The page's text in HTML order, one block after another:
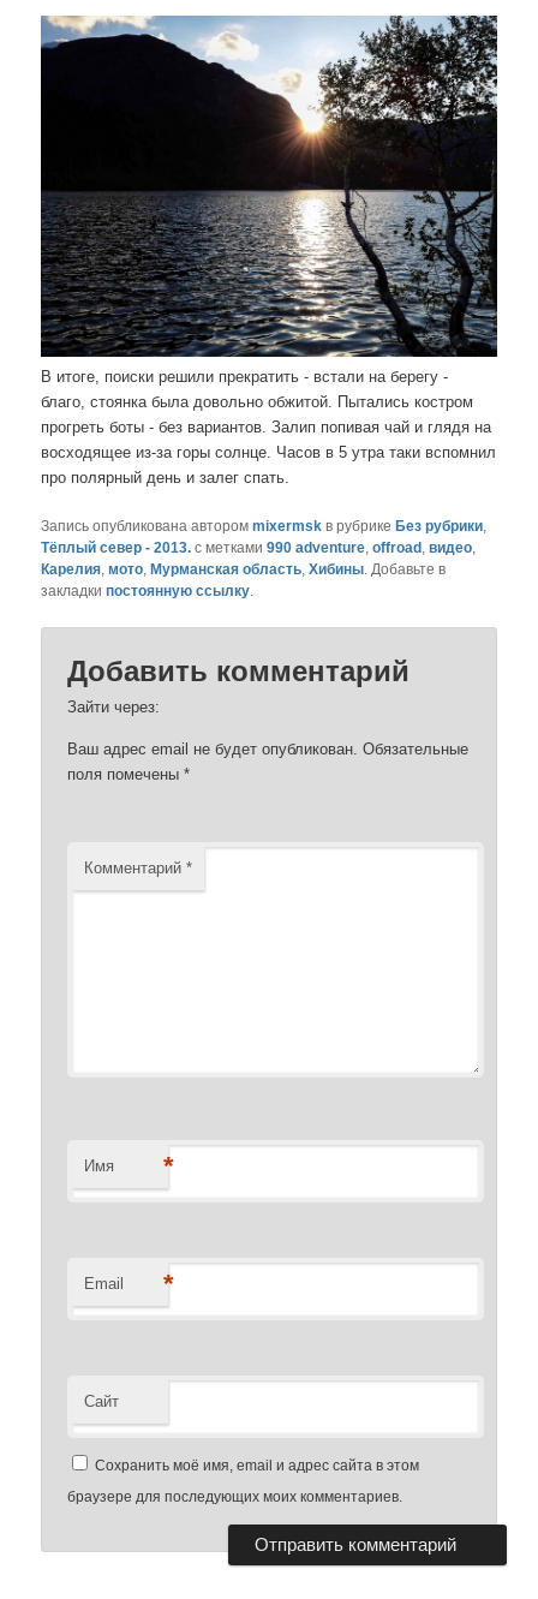
В итоге, поиски решили прекратить - встали на берегу -
благо, стоянка была довольно обжитой. Пытались костром
прогреть боты - без вариантов. Залип попивая чай и глядя на
восходящее из-за горы солнце. Часов в 5 утра таки вспомнил
про полярный день и залег спать.
Запись опубликована авторомmixermsk в рубрике Без рубрики,
Тёплый север - 2013. с метками990 adventure,offroad ,видео,
Карелия,мото, Мурманская область,Хибины. Добавьте в
закладкипостоянную ссылку.
Добавить комментарий
Зайти через:
Ваш адрес email не будет опубликован. Обязательные
поля помечены*
Комментарий*
Имя *
Email *
Сайт
Сохранить моё имя, email и адрес сайта в этом
браузере для последующих моих комментариев.